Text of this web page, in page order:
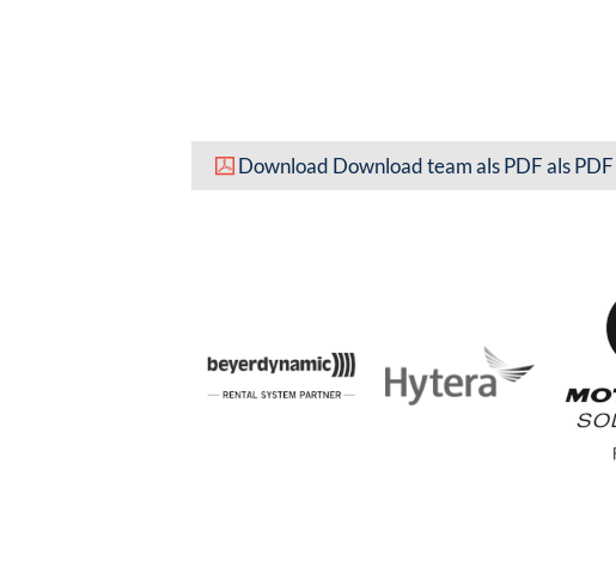
Download Download team als PDF als PDF